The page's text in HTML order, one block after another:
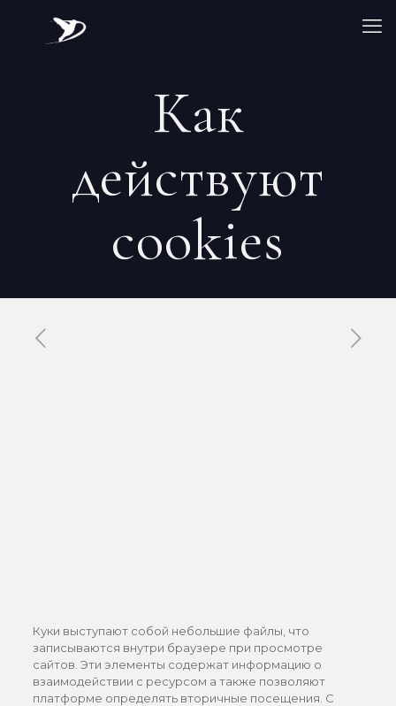
Как
действуют
cookies
Куки выступают собой небольшие файлы, что
записываются внутри браузере при просмотре
сайтов. Эти элементы содержат информацию о
взаимодействии с ресурсом а также позволяют
платформе определять вторичные посещения. С